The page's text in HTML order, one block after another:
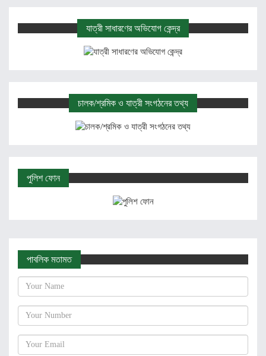
যাত্রী সাধারণের অভিযোগ কেন্দ্র
চালক/শ্রমিক ও যাত্রী সংগঠনের তথ্য
পুলিশ ফোন
পাবলিক মতামত